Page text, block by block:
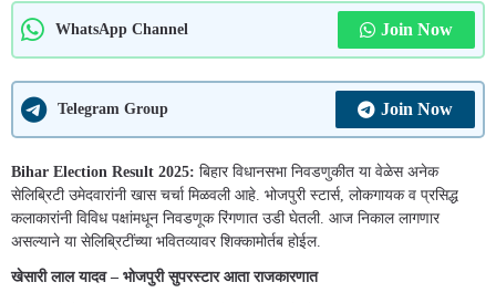
WhatsApp Channel Join Now
Telegram Group Join Now
Bihar Election Result 2025: बिहार विधानसभा निवडणुकीत या वेळेस अनेक
सेलिब्रिटी उमेदवारांनी खास चर्चा मिळवली आहे. भोजपुरी स्टार्स, लोकगायक व प्रसिद्ध
कलाकारांनी विविध पक्षांमधून निवडणूक रिंगणात उडी घेतली. आज निकाल लागणार
असल्याने या सेलिब्रिटींच्या भवितव्यावर शिक्कामोर्तब होईल.
खेसारी लाल यादव – भोजपुरी सुपरस्टार आता राजकारणात